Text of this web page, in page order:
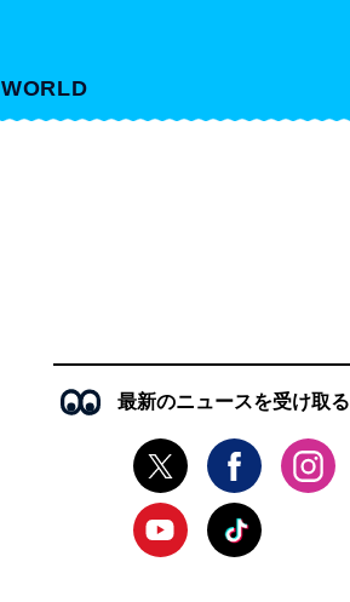
WORLD
最新のニュースを受け取る